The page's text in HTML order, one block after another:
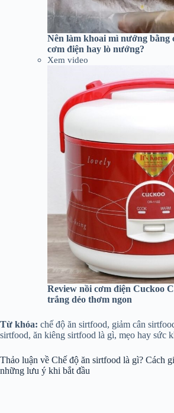
Nên làm khoai mì nướng bằng
cơm điện hay lò nướng?
Xem video
Review nồi cơm điện Cuckoo
trắng dẻo thơm ngon
Từ khóa: chế độ ăn sirtfood, giảm cân
sirtfood, ăn kiêng sirtfood là gì, mẹo hay sức
Thảo luận về Chế độ ăn sirtfood là gì? Cách
những lưu ý khi bắt đầu